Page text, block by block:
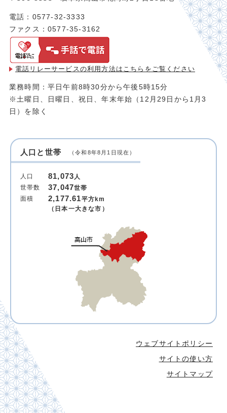
電話：0577-32-3333
ファクス：0577-35-3162
電話リレーサービスの利用方法は こちらをご覧ください
業務時間：平日午前8時30分から午後5時15分
※土曜日、日曜日、祝日、年末年始（12月29日から1月3
日）を除く
人口と世帯 （令和8年8月1日現在）
人口 81,073人
世帯数
37,047世帯
面積
2,177.61平方km
（日本一大きな市）
ウェブサイトポリシー
サイトの使い方
サイトマップ